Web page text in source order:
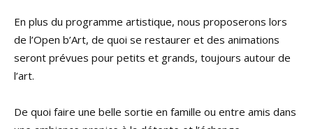
En plus du programme artistique, nous proposerons lors
de l’Open b’Art, de quoi se restaurer et des animations
seront prévues pour petits et grands, toujours autour de
l’art.
De quoi faire une belle sortie en famille ou entre amis dans